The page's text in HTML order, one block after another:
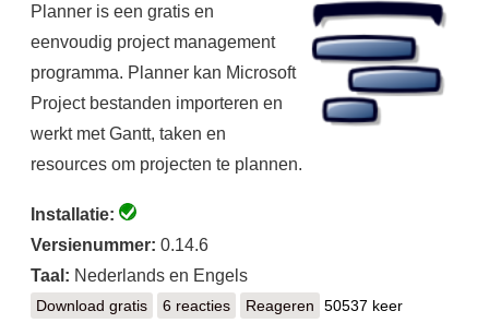
Planner is een gratis en
eenvoudig project management
programma. Planner kan Microsoft
Project bestanden importeren en
werkt met Gantt, taken en
resources om projecten te plannen.
Installatie:
Versienummer: 0.14.6
Taal: Nederlands en Engels
Download gratisPlanner
6 reacties Reageren
50537 keer